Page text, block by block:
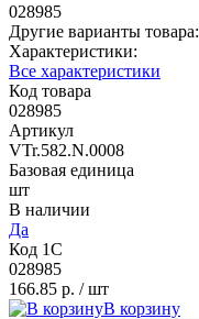
028985
Другие варианты товара:
Характеристики:
Все характеристики
Код товара
028985
Артикул
VTr.582.N.0008
Базовая единица
шт
В наличии
Да
Код 1С
028985
166.85 р. / шт
В корзину